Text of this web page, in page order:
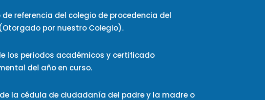
referencia del colegio de procedencia del
por nuestro Colegio).
los periodos académicos y certificado
del año en curso.
la cédula de ciudadanía del padre y la madre o